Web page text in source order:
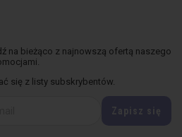
na bieżąco z najnowszą ofertą naszego
się z listy subskrybentów.